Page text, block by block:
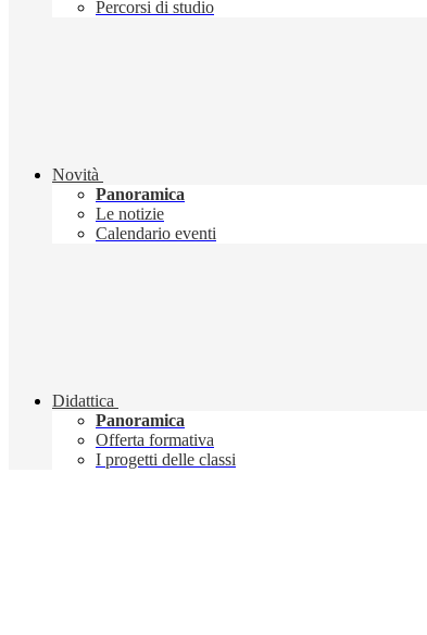
Percorsi di studio
Novità
Panoramica
Le notizie
Calendario eventi
Didattica
Panoramica
Offerta formativa
I progetti delle classi